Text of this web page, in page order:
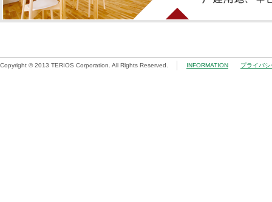
Copyright © 2013 TERIOS Corporation. All Rlghts Reserved. INFORMATION プライバ